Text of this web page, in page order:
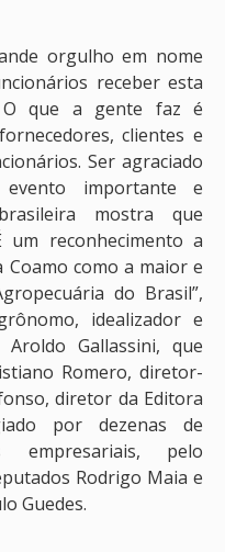
orgulho em nome
receber esta
O que a gente faz é
clientes e
Ser agraciado
importante e
mostra que
um reconhecimento a
Coamo como a maior e
do Brasil”,
idealizador e
Gallassini, que
Romero, diretor-
diretor da Editora
por dezenas de
empresariais, pelo
Rodrigo Maia e
Guedes.